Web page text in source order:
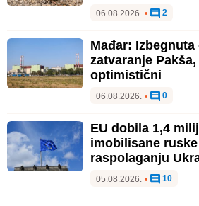
06.08.2026. • 2
Mađar:
zatvaranje
optimistični
06.08.2026. • 0
EU dobila 1,4
imobilisane
raspolaganju
05.08.2026. • 10